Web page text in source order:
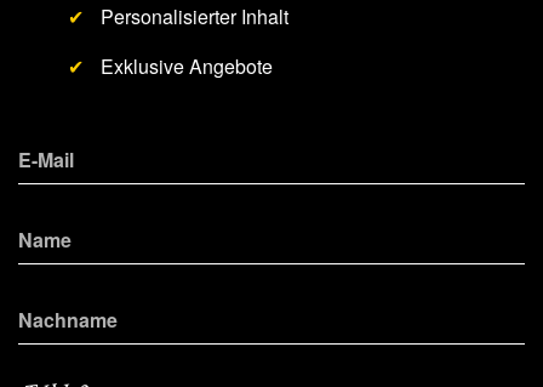
✔
Personalisierter Inhalt
✔
Exklusive Angebote